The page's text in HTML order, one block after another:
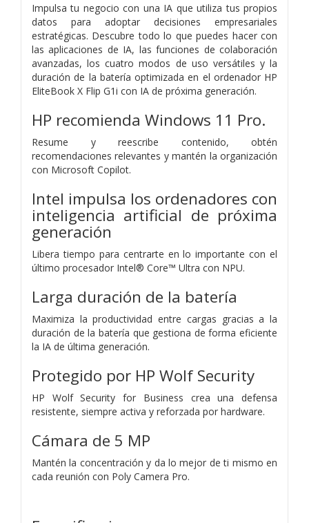
Impulsa tu negocio con una IA que utiliza tus propios
datos para adoptar decisiones empresariales
estratégicas. Descubre todo lo que puedes hacer con
las aplicaciones de IA, las funciones de colaboración
avanzadas, los cuatro modos de uso versátiles y la
duración de la batería optimizada en el ordenador HP
EliteBook X Flip G1i con IA de próxima generación.
HP recomienda Windows 11 Pro.
Resume y reescribe contenido, obtén
recomendaciones relevantes y mantén la organización
con Microsoft Copilot.
Intel impulsa los ordenadores con
inteligencia artificial de próxima
generación
Libera tiempo para centrarte en lo importante con el
último procesador Intel® Core™ Ultra con NPU.
Larga duración de la batería
Maximiza la productividad entre cargas gracias a la
duración de la batería que gestiona de forma eficiente
la IA de última generación.
Protegido por HP Wolf Security
HP Wolf Security for Business crea una defensa
resistente, siempre activa y reforzada por hardware.
Cámara de 5 MP
Mantén la concentración y da lo mejor de ti mismo en
cada reunión con Poly Camera Pro.